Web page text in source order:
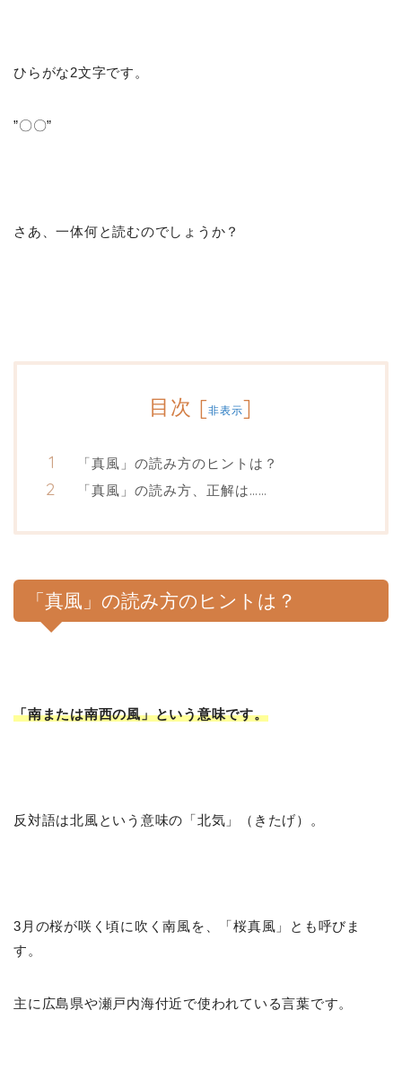
ひらがな2文字です。
”〇〇”
さあ、一体何と読むのでしょうか？
目次 [非表示]
「真風」の読み方のヒントは？
「真風」の読み方、正解は……
「真風」の読み方のヒントは？
「南または南西の風」という意味です。
反対語は北風という意味の「北気」（きたげ）。
3月の桜が咲く頃に吹く南風を、「桜真風」とも呼びま
す。
主に広島県や瀬戸内海付近で使われている言葉です。